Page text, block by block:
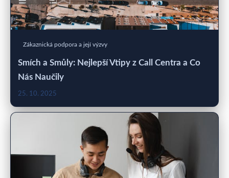
Zákaznická podpora a její výzvy
Smích a Smůly: Nejlepší Vtipy z Call Centra a Co
Nás Naučily
25. 10. 2025